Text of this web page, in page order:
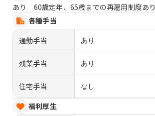
あり 60歳定年、65歳までの再雇用制度あり
各種手当
通勤手当
あり
残業手当 あり
住宅手当 なし
福利厚生